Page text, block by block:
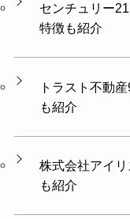
センチュリー
特徴も紹介
トラスト不動
も紹介
株式会社アイ
も紹介